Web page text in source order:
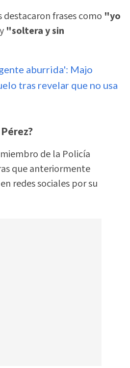
destacaron frases como "yo
y "soltera y sin
aburrida': Majo
tras revelar que no usa
de la Policía
que anteriormente
redes sociales por su